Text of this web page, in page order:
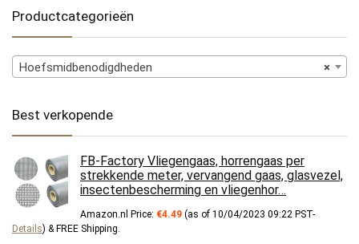
Productcategorieën
×
Hoefsmidbenodigdheden
Best verkopende
FB-Factory Vliegengaas, horrengaas per
strekkende meter, vervangend gaas, glasvezel,
insectenbescherming en vliegenhor…
Amazon.nl Price: €4.49 (as of 10/04/2023 09:22 PST-
Details) &FREE Shipping.